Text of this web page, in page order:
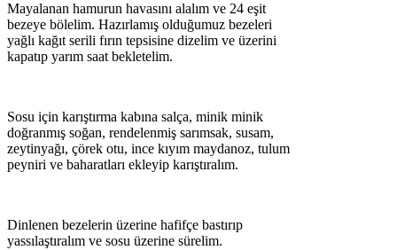
Mayalanan hamurun havasını alalım ve 24 eşit
bezeye bölelim. Hazırlamış olduğumuz bezeleri
yağlı kağıt serili fırın tepsisine dizelim ve üzerini
kapatıp yarım saat bekletelim.
Sosu için karıştırma kabına salça, minik minik
doğranmış soğan, rendelenmiş sarımsak, susam,
zeytinyağı, çörek otu, ince kıyım maydanoz, tulum
peyniri ve baharatları ekleyip karıştıralım.
Dinlenen bezelerin üzerine hafifçe bastırıp
yassılaştıralım ve sosu üzerine sürelim.